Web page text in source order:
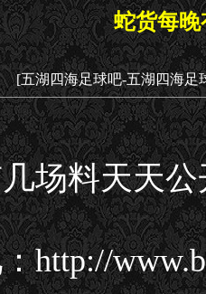
蛇货每
[五湖四海足球吧-五湖四海足
场料天天公
http://